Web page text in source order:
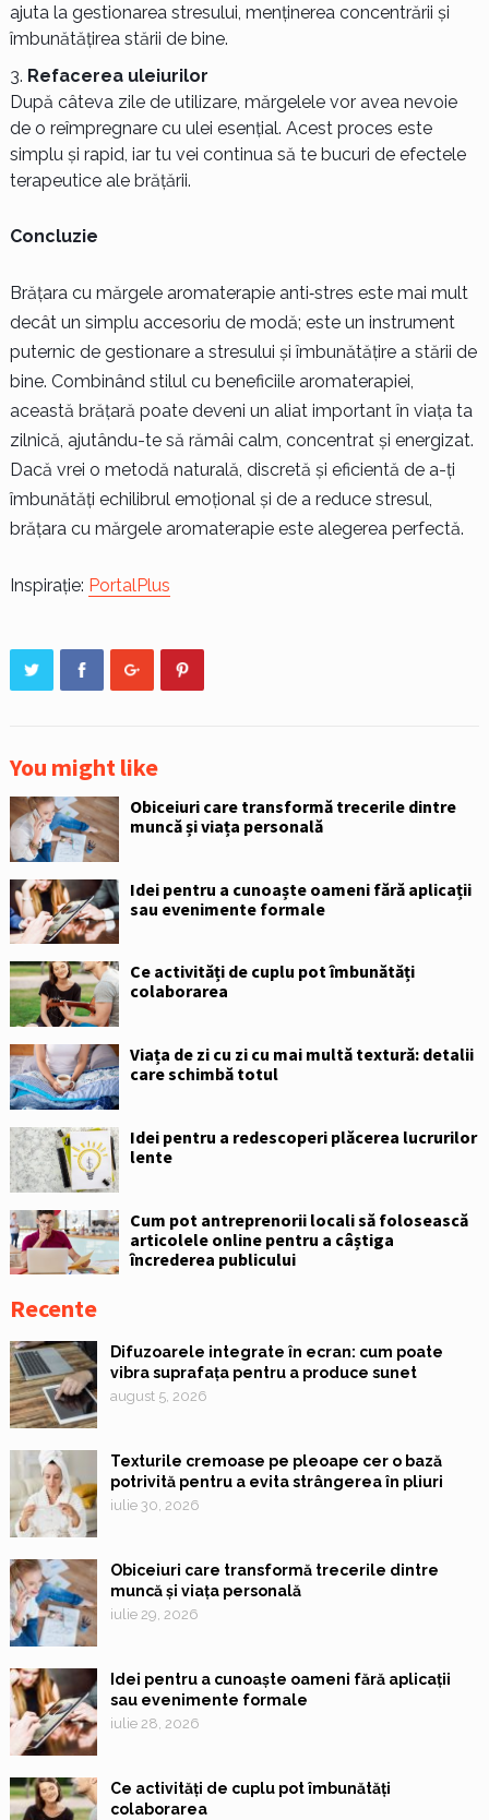
ajuta la gestionarea stresului, menținerea concentrării și
îmbunătățirea stării de bine.
Refacerea uleiurilor
După câteva zile de utilizare, mărgelele vor avea nevoie
de o reîmpregnare cu ulei esențial. Acest proces este
simplu și rapid, iar tu vei continua să te bucuri de efectele
terapeutice ale brățării.
Concluzie
Brățara cu mărgele aromaterapie anti‑stres este mai mult
decât un simplu accesoriu de modă; este un instrument
puternic de gestionare a stresului și îmbunătățire a stării de
bine. Combinând stilul cu beneficiile aromaterapiei,
această brățară poate deveni un aliat important în viața ta
zilnică, ajutându-te să rămâi calm, concentrat și energizat.
Dacă vrei o metodă naturală, discretă și eficientă de a-ți
îmbunătăți echilibrul emoțional și de a reduce stresul,
brățara cu mărgele aromaterapie este alegerea perfectă.
Inspirație: PortalPlus
You might like
Obiceiuri care transformă trecerile dintre
muncă și viața personală
Idei pentru a cunoaște oameni fără aplicații
sau evenimente formale
Ce activități de cuplu pot îmbunătăți
colaborarea
Viața de zi cu zi cu mai multă textură: detalii
care schimbă totul
Idei pentru a redescoperi plăcerea lucrurilor
lente
Cum pot antreprenorii locali să folosească
articolele online pentru a câștiga
încrederea publicului
Recente
Difuzoarele integrate în ecran: cum poate
vibra suprafața pentru a produce sunet
august 5, 2026
Texturile cremoase pe pleoape cer o bază
potrivită pentru a evita strângerea în pliuri
iulie 30, 2026
Obiceiuri care transformă trecerile dintre
muncă și viața personală
iulie 29, 2026
Idei pentru a cunoaște oameni fără aplicații
sau evenimente formale
iulie 28, 2026
Ce activități de cuplu pot îmbunătăți
colaborarea